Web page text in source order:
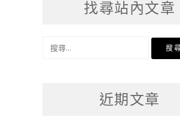
找尋站內文章
近期文章